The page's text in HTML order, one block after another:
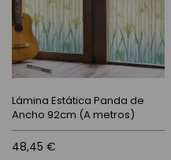
Lámina Estática Panda de
Ancho 92cm (A metros)
48,45 €